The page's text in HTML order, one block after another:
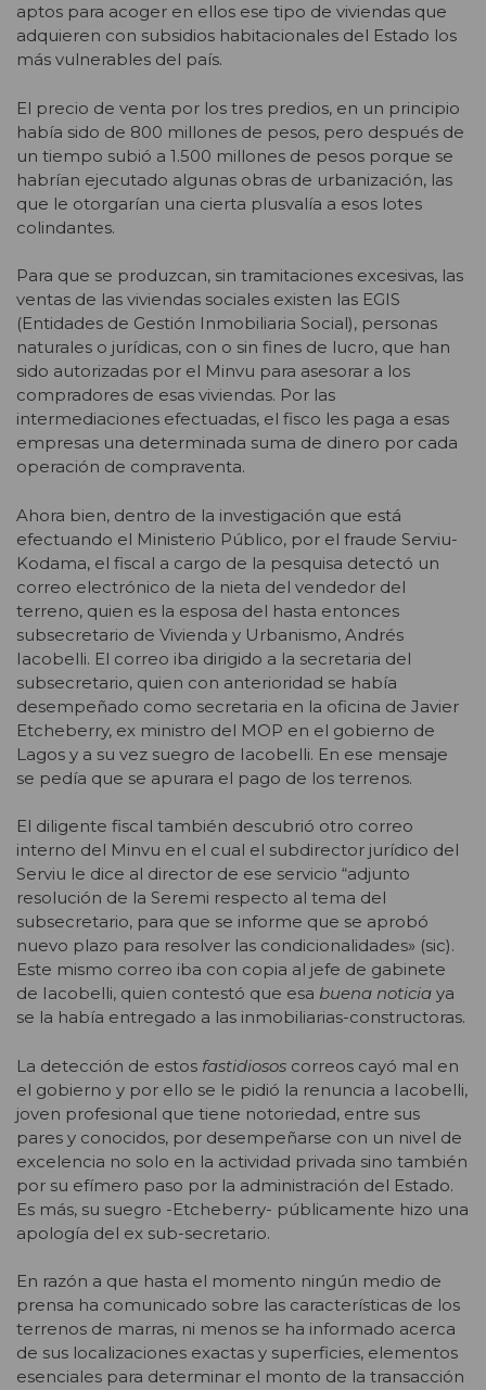
aptos para acoger en ellos ese tipo de viviendas que
adquieren con subsidios habitacionales del Estado los
más vulnerables del país.
El precio de venta por los tres predios, en un principio
había sido de 800 millones de pesos, pero después de
un tiempo subió a 1.500 millones de pesos porque se
habrían ejecutado algunas obras de urbanización, las
que le otorgarían una cierta plusvalía a esos lotes
colindantes.
Para que se produzcan, sin tramitaciones excesivas, las
ventas de las viviendas sociales existen las EGIS
(Entidades de Gestión Inmobiliaria Social), personas
naturales o jurídicas, con o sin fines de lucro, que han
sido autorizadas por el Minvu para asesorar a los
compradores de esas viviendas. Por las
intermediaciones efectuadas, el fisco les paga a esas
empresas una determinada suma de dinero por cada
operación de compraventa.
Ahora bien, dentro de la investigación que está
efectuando el Ministerio Público, por el fraude Serviu-
Kodama, el fiscal a cargo de la pesquisa detectó un
correo electrónico de la nieta del vendedor del
terreno, quien es la esposa del hasta entonces
subsecretario de Vivienda y Urbanismo, Andrés
Iacobelli. El correo iba dirigido a la secretaria del
subsecretario, quien con anterioridad se había
desempeñado como secretaria en la oficina de Javier
Etcheberry, ex ministro del MOP en el gobierno de
Lagos y a su vez suegro de Iacobelli. En ese mensaje
se pedía que se apurara el pago de los terrenos.
El diligente fiscal también descubrió otro correo
interno del Minvu en el cual el subdirector jurídico del
Serviu le dice al director de ese servicio “adjunto
resolución de la Seremi respecto al tema del
subsecretario, para que se informe que se aprobó
nuevo plazo para resolver las condicionalidades» (sic).
Este mismo correo iba con copia al jefe de gabinete
de Iacobelli, quien contestó que esa buena noticia ya
se la había entregado a las inmobiliarias-constructoras.
La detección de estos fastidiosos correos cayó mal en
el gobierno y por ello se le pidió la renuncia a Iacobelli,
joven profesional que tiene notoriedad, entre sus
pares y conocidos, por desempeñarse con un nivel de
excelencia no solo en la actividad privada sino también
por su efímero paso por la administración del Estado.
Es más, su suegro -Etcheberry- públicamente hizo una
apología del ex sub-secretario.
En razón a que hasta el momento ningún medio de
prensa ha comunicado sobre las características de los
terrenos de marras, ni menos se ha informado acerca
de sus localizaciones exactas y superficies, elementos
esenciales para determinar el monto de la transacción